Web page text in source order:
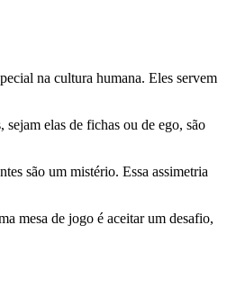
na cultura humana. Eles servem
elas de fichas ou de ego, são
são um mistério. Essa assimetria
mesa de jogo é aceitar um desafio,